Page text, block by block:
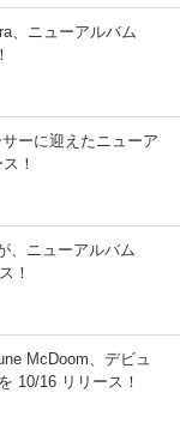
、ニューアルバム
ーに迎えたニューア
！
、ニューアルバム
！
McDoom、デビュ
10/16 リリース！